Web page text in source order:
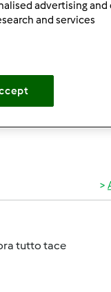
Spero pure io
tutto tace
advertising
and services